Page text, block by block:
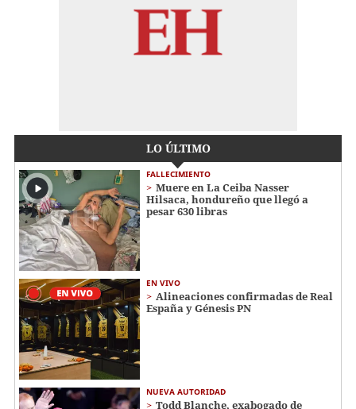
LO ÚLTIMO
FALLECIMIENTO
Muere en La Ceiba Nasser
Hilsaca, hondureño que llegó a
pesar 630 libras
EN VIVO
Alineaciones confirmadas de Real
España y Génesis PN
NUEVA AUTORIDAD
Todd Blanche, exabogado de